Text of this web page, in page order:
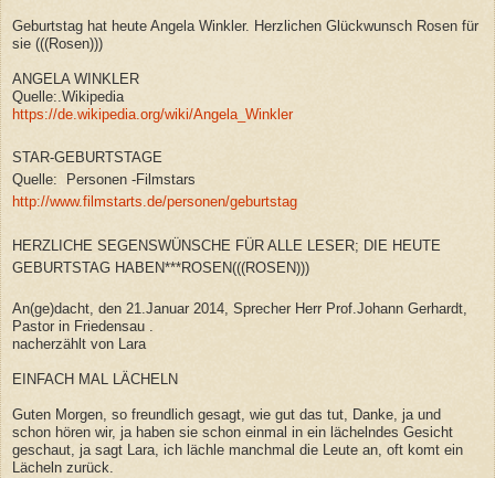
Geburtstag hat heute Angela Winkler. Herzlichen Glückwunsch Rosen für
sie (((Rosen)))
ANGELA WINKLER
Quelle:.Wikipedia
https://de.wikipedia.org/wiki/Angela_Winkler
STAR-GEBURTSTAGE
Quelle: Personen -Filmstars
http://www.filmstarts.de/personen/geburtstag
HERZLICHE SEGENSWÜNSCHE FÜR ALLE LESER; DIE HEUTE
GEBURTSTAG HABEN***ROSEN(((ROSEN)))
An(ge)dacht, den 21.Januar 2014, Sprecher Herr Prof.Johann Gerhardt,
Pastor in Friedensau .
nacherzählt von Lara
EINFACH MAL LÄCHELN
Guten Morgen, so freundlich gesagt, wie gut das tut, Danke, ja und
schon hören wir, ja haben sie schon einmal in ein lächelndes Gesicht
geschaut, ja sagt Lara, ich lächle manchmal die Leute an, oft komt ein
Lächeln zurück.